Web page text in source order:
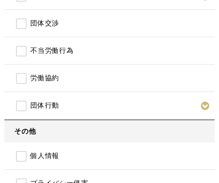
団体交渉
不当労働行為
労働協約
団体行動
その他
個人情報